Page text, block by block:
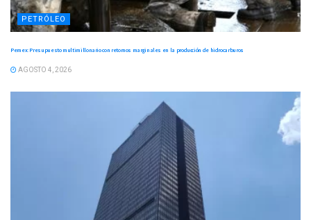
PETRÓLEO
Pemex: Presupuesto multimillonario con retornos marginales en la producción de hidrocarburos
AGOSTO 4, 2026